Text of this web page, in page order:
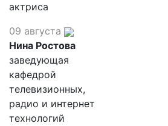
актриса
09 августа
Нина Ростова
заведующая
кафедрой
телевизионных,
радио и интернет
технологий